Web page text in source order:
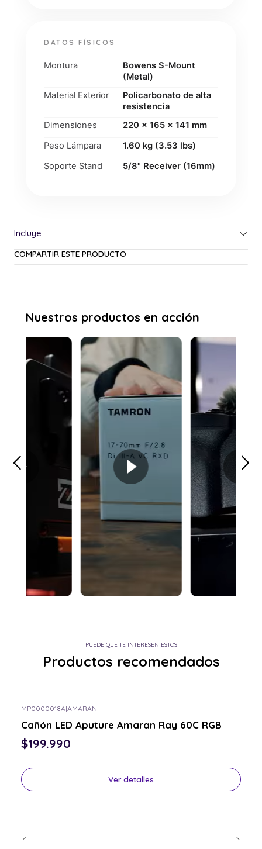
DATOS FÍSICOS
Montura
Bowens S-Mount
(Metal)
Material Exterior
Policarbonato de alta
resistencia
Dimensiones
220 x 165 x 141 mm
Peso Lámpara
1.60 kg (3.53 lbs)
Soporte Stand
5/8" Receiver (16mm)
COMPARTIR ESTE PRODUCTO
PUEDE QUE TE INTERESEN ESTOS
Productos recomendados
MP0000018A|AMARAN
Cañón LED Aputure Amaran Ray 60C RGB
$199.990
Ver detalles